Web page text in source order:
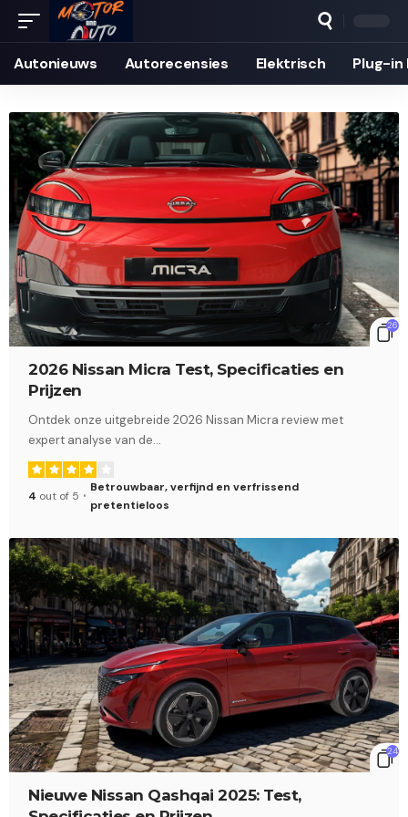
Autonieuws Auto­recensies Elektrisch Plug-in
26
2026 Nissan Micra Test, Specificaties en
Prijzen
Ontdek onze uitgebreide 2026 Nissan Micra review met
expert analyse van de…
4 out of 5
Betrouwbaar, verfijnd en verfrissend
pretentieloos
24
Nieuwe Nissan Qashqai 2025: Test,